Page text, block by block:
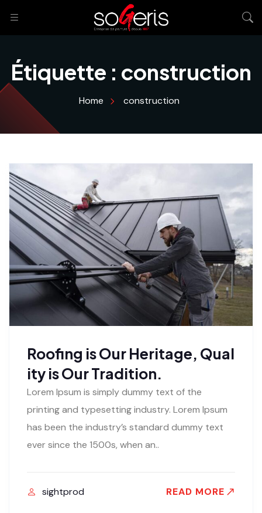
Étiquette : construction
Home construction
Roofing is Our Heritage, Qual
ity is Our Tradition.
Lorem Ipsum is simply dummy text of the
printing and typesetting industry. Lorem Ipsum
has been the industry’s standard dummy text
ever since the 1500s, when an..
sightprod READ MORE